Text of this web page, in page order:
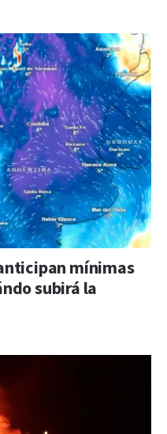
mínimas
subirá la